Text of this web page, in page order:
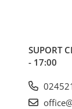
SUPORT
- 17:00